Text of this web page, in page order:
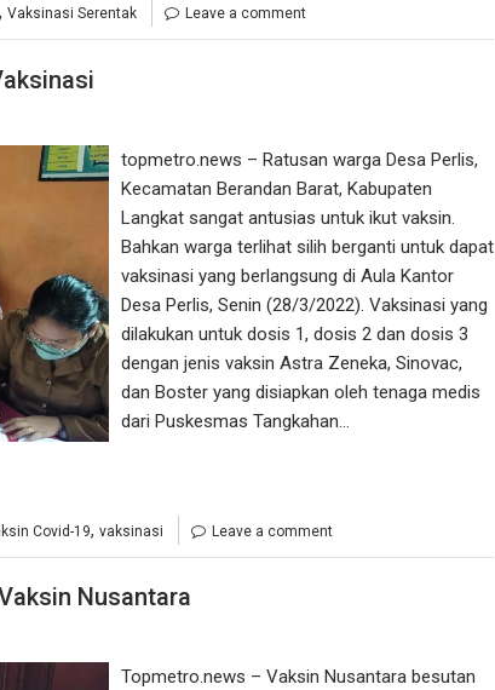
, Vaksinasi Serentak Leave a comment
topmetro.news – Ratusan warga Desa Perlis,
Kecamatan Berandan Barat, Kabupaten
Langkat sangat antusias untuk ikut vaksin.
Bahkan warga terlihat silih berganti untuk dapat
vaksinasi yang berlangsung di Aula Kantor
Desa Perlis, Senin (28/3/2022). Vaksinasi yang
dilakukan untuk dosis 1, dosis 2 dan dosis 3
dengan jenis vaksin Astra Zeneka, Sinovac,
dan Boster yang disiapkan oleh tenaga medis
dari Puskesmas Tangkahan…
Covid-19, vaksinasi Leave a comment
Nusantara
Topmetro.news – Vaksin Nusantara besutan